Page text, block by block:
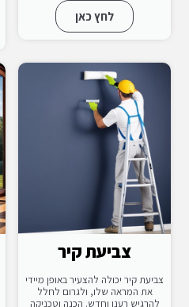
לחץ כאן
צביעת קיר
צביעת קיר יכולה להצעיר באופן מיידי
את המראה שלו, ולגרום לחלל
להרגיש רענן וחדש. הכנה וטכניקה